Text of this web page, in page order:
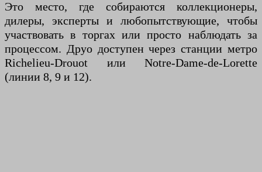
Это место, где собираются коллекционеры,
дилеры, эксперты и любопытствующие, чтобы
участвовать в торгах или просто наблюдать за
процессом. Друо доступен через станции метро
Richelieu-Drouot или Notre-Dame-de-Lorette
(линии 8, 9 и 12).